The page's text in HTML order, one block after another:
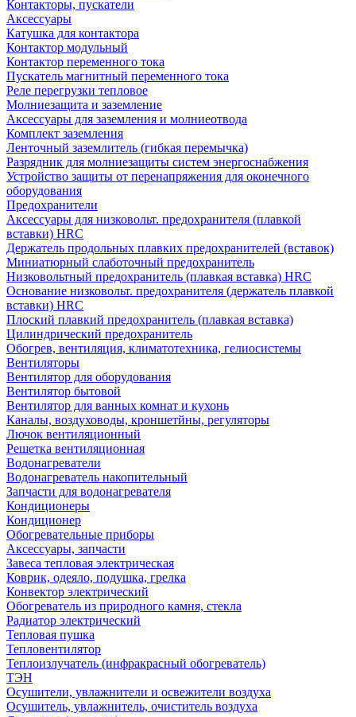
Контакторы, пускатели
Аксессуары
Катушка для контактора
Контактор модульный
Контактор переменного тока
Пускатель магнитный переменного тока
Реле перегрузки тепловое
Молниезащита и заземление
Аксессуары для заземления и молниеотвода
Комплект заземления
Ленточный заземлитель (гибкая перемычка)
Разрядник для молниезащиты систем энергоснабжения
Устройство защиты от перенапряжения для оконечного
оборудования
Предохранители
Аксессуары для низковольт. предохранителя (плавкой
вставки) HRC
Держатель продольных плавких предохранителей (вставок)
Миниатюрный слаботочный предохранитель
Низковольтный предохранитель (плавкая вставка) HRC
Основание низковольт. предохранителя (держатель плавкой
вставки) HRC
Плоский плавкий предохранитель (плавкая вставка)
Цилиндрический предохранитель
Обогрев, вентиляция, климатотехника, гелиосистемы
Вентиляторы
Вентилятор для оборудования
Вентилятор бытовой
Вентилятор для ванных комнат и кухонь
Каналы, воздуховоды, кроншетйны, регуляторы
Лючок вентиляционный
Решетка вентиляционная
Водонагреватели
Водонагреватель накопительный
Запчасти для водонагревателя
Кондиционеры
Кондиционер
Обогревательные приборы
Аксессуары, запчасти
Завеса тепловая электрическая
Коврик, одеяло, подушка, грелка
Конвектор электрический
Обогреватель из природного камня, стекла
Радиатор электрический
Тепловая пушка
Тепловентилятор
Теплоизлучатель (инфракрасный обогреватель)
ТЭН
Осушители, увлажнители и освежители воздуха
Осушитель, увлажнитель, очиститель воздуха